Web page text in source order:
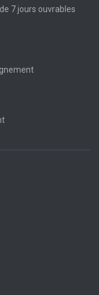
7 jours ouvrables